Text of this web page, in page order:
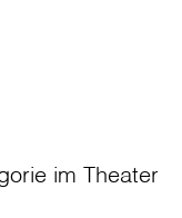
im Theater